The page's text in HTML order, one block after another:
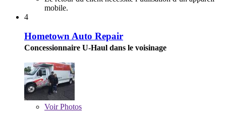
mobile.
4
Hometown Auto Repair
Concessionnaire U-Haul dans le voisinage
VoirPhotos